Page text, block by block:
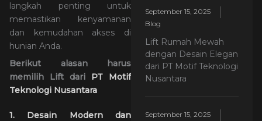
langkah penting untuk
memastikan kenyamanan
dan kemudahan akses di
hunian Anda.
Berikut alasan harus
memilih Lift dari PT Motif
Teknologi Nusantara
1. Desain Modern dan
Lift Rumah Mewah
dengan Desain Elegan
dari PT Motif Teknologi
Nusantara
September 15, 2025
Blog
September 15, 2025